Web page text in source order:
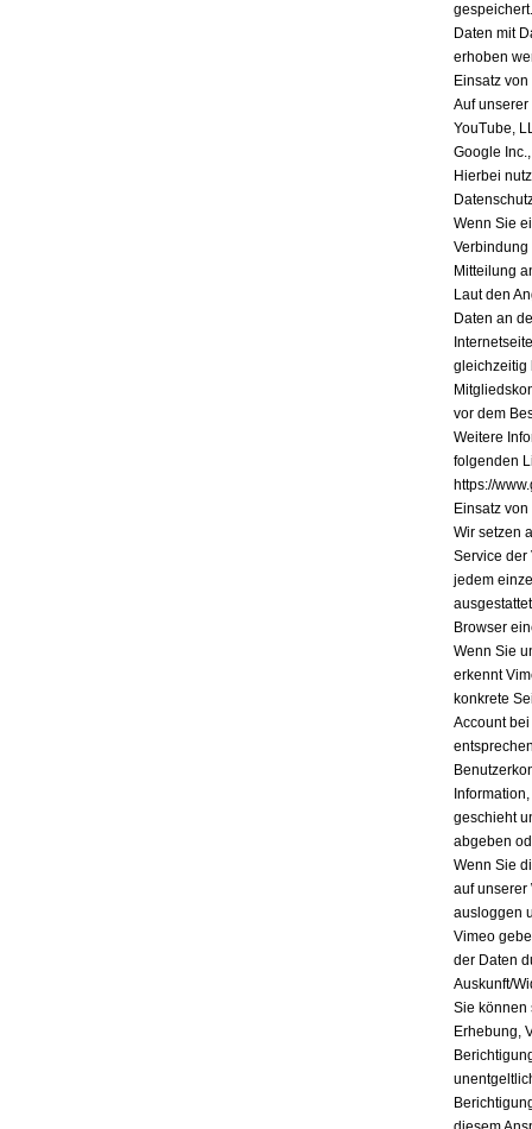
Daten mit
erhoben
Einsatz
Auf
YouTube,
Google
Hierbei
Wenn Sie
Verbindung
Mitteilung
Laut den
Daten an
gleichzeitig
vor dem
Weitere
folgenden
https://
Einsatz
Wir setzen
Service der
jedem
Browser
Wenn Sie
erkennt
konkrete
Account
geschieht
abgeben
Wenn Sie
auf unserer
ausloggen
Vimeo
der Daten
Auskunft/
Sie können
Erhebung,